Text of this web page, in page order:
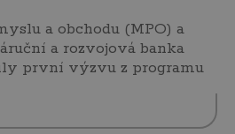
a obchodu (MPO) a
a rozvojová banka
první výzvu z programu